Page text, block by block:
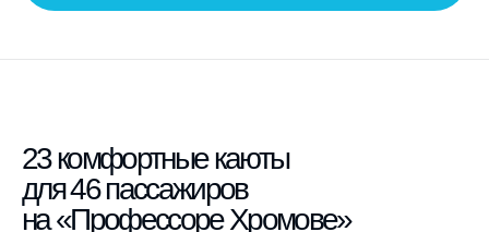
23 комфортные каюты
для 46 пассажиров
на «Профессоре Хромове»